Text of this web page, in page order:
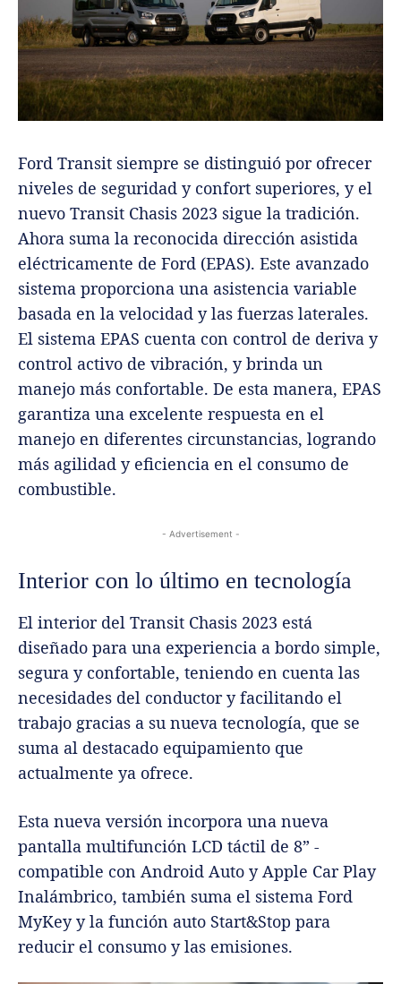
Ford Transit siempre se distinguió por ofrecer
niveles de seguridad y confort superiores, y el
nuevo Transit Chasis 2023 sigue la tradición.
Ahora suma la reconocida dirección asistida
eléctricamente de Ford (EPAS). Este avanzado
sistema proporciona una asistencia variable
basada en la velocidad y las fuerzas laterales.
El sistema EPAS cuenta con control de deriva y
control activo de vibración, y brinda un
manejo más confortable. De esta manera, EPAS
garantiza una excelente respuesta en el
manejo en diferentes circunstancias, logrando
más agilidad y eficiencia en el consumo de
combustible.
- Advertisement -
Interior con lo último en tecnología
El interior del Transit Chasis 2023 está
diseñado para una experiencia a bordo simple,
segura y confortable, teniendo en cuenta las
necesidades del conductor y facilitando el
trabajo gracias a su nueva tecnología, que se
suma al destacado equipamiento que
actualmente ya ofrece.
Esta nueva versión incorpora una nueva
pantalla multifunción LCD táctil de 8” -
compatible con Android Auto y Apple Car Play
Inalámbrico, también suma el sistema Ford
MyKey y la función auto Start&Stop para
reducir el consumo y las emisiones.